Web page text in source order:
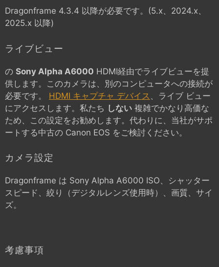
Dragonframe 4.3.4 以降が必要です。(5.x、2024.x、
2025.x 以降)
ライブビュー
の Sony Alpha A6000 HDMI経由でライブビューを提
供します。このカメラは、別のコンピュータへの接続が
必要です。 HDMI キャプチャ デバイス
、ライブ ビュー
にアクセスします。私たち しない 複雑でかなり高価な
ため、この設定をお勧めします。代わりに、当社がサポ
ートする中古の Canon EOS をご検討ください。
カメラ設定
Dragonframe は Sony Alpha A6000 ISO、シャッター
スピード、絞り（デジタルレンズ使用時）、画質、サイ
ズ。
考慮事項